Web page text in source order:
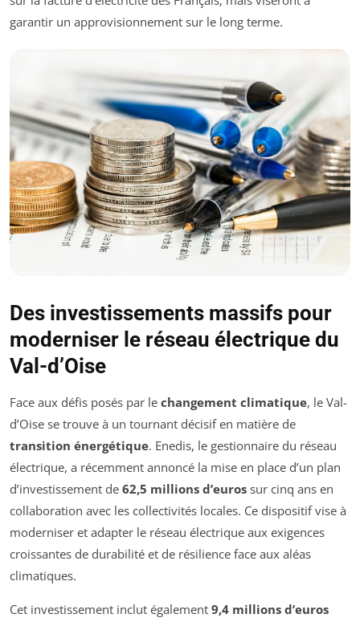
garantir un approvisionnement sur le long terme.
Des investissements massifs pour
moderniser le réseau électrique du
Val-d’Oise
Face aux défis posés par le changement climatique, le Val-
d’Oise se trouve à un tournant décisif en matière de
transition énergétique. Enedis, le gestionnaire du réseau
électrique, a récemment annoncé la mise en place d’un plan
d’investissement de 62,5 millions d’euros sur cinq ans en
collaboration avec les collectivités locales. Ce dispositif vise à
moderniser et adapter le réseau électrique aux exigences
croissantes de durabilité et de résilience face aux aléas
climatiques.
Cet investissement inclut également 9,4 millions d’euros